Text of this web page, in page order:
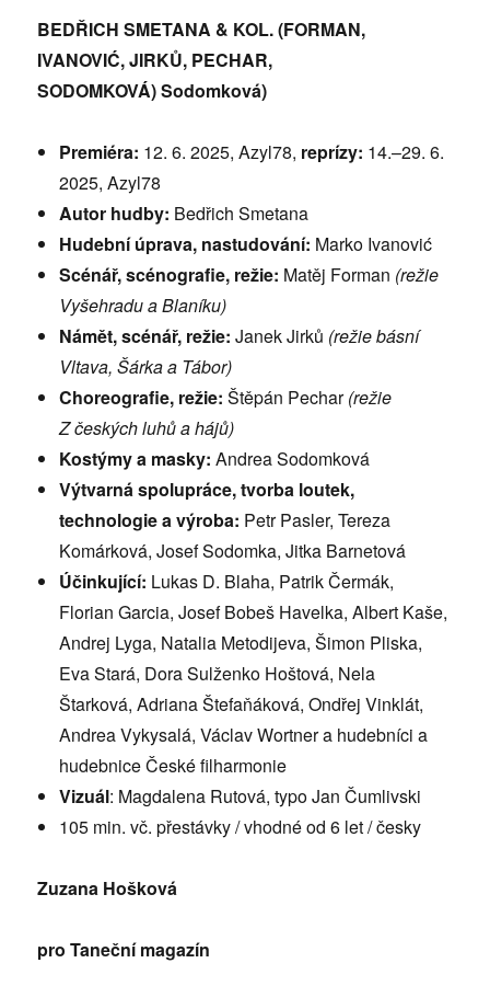
BEDŘICH SMETANA & KOL. (FORMAN,
IVANOVIĆ, JIRKŮ, PECHAR,
SODOMKOVÁ)Sodomková)
Premiéra: 12. 6. 2025, Azyl78, reprízy: 14.–29. 6.
2025, Azyl78
Autor hudby: Bedřich Smetana
Hudební úprava, nastudování: Marko Ivanović
Scénář, scénografie, režie: Matěj Forman (režie
Vyšehradu a Blaníku)
Námět, scénář, režie:Janek Jirků (režie básní
Vltava, Šárka a Tábor)
Choreografie, režie:Štěpán Pechar(režie
Zčeských luhů a hájů)
Kostýmy a masky:Andrea Sodomková
Výtvarná spolupráce, tvorba loutek,
technologie a výroba: Petr Pasler, Tereza
Komárková, Josef Sodomka, Jitka Barnetová
Účinkující: Lukas D. Blaha, Patrik Čermák,
Florian Garcia, Josef Bobeš Havelka, Albert Kaše,
Andrej Lyga, Natalia Metodijeva, Šimon Pliska,
Eva Stará, Dora Sulženko Hoštová, Nela
Štarková, Adriana Štefaňáková, Ondřej Vinklát,
Andrea Vykysalá, Václav Wortner a hudebníci a
hudebnice České filharmonie
Vizuál: Magdalena Rutová, typo Jan Čumlivski
105 min. vč. přestávky / vhodné od 6 let / česky
Zuzana Hošková
pro Taneční magazín